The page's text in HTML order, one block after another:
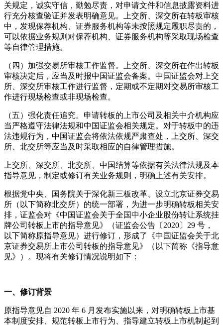
关规定，诚实守信，勤勉尽责，对申请文件和信息披露资料进
行充分核查验证并发表明确意见。上交所、深交所在转板审核
中，发现保荐机构、证券服务机构等未按照规定履职尽责的，
可以依据业务规则对保荐机构、证券服务机构等采取现场检查
等自律管理措施。
（四）加强交易所审核工作监督。上交所、深交所在作出转板
审核决定后，应当及时报中国证监会备案。中国证监会对上交
所、深交所审核工作进行监督，定期或不定期对交易所审核工
作进行现场检查或非现场检查。
（五）强化责任追究。申请转板的上市公司及相关中介机构应
当严格遵守法律法规和中国证监会相关规定。对于转板中的违
法违规行为，中国证监会将依法依规严肃查处，上交所、深交
所、北交所等应当及时采取相应的自律管理措施。
上交所、深交所、北交所、中国结算等依据有关法律法规及本
指导意见，制定或修订有关业务规则，明确上述有关安排。
根据党中央、国务院关于深化新三板改革、设立北京证券交易
所（以下简称北交所）的统一部署，为进一步明确转板相关安
排，证监会对《中国证监会关于全国中小企业股份转让系统挂
牌公司转板上市的指导意见》（证监会公告〔2020〕29 号，
以下简称原指导意见）进行修订，形成了《中国证监会关于北
京证券交易所上市公司转板的指导意见》（以下简称《指导意
见》）。现将有关修订情况说明如下：
一、修订背景
原指导意见自 2020 年 6 月发布实施以来，对明确转板上市基
本制度安排、规范转板上市行为、指导建立转板上市机制起到